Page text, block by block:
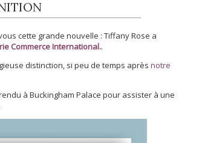
cette grande nouvelle : Tiffany Rose a
Commerce International..
distinction, si peu de temps après notre
à Buckingham Palace pour assister à une